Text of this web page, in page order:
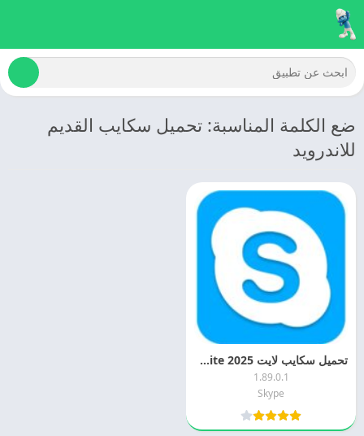
ضع الكلمة المناسبة: تحميل سكايب القديم
للاندرويد
تحميل سكايب لايت 2025 Skype Lite اخر تحديث مجانا
1.89.0.1
Skype